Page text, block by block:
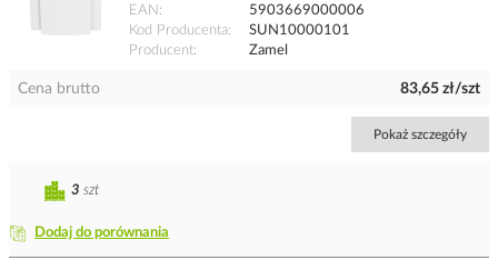
EAN
5903669000006
Kod Producenta
SUN10000101
Producent
Zamel
Cena brutto 83,65 zł/szt
Pokaż szczegóły
Dodaj do porównania
3 szt